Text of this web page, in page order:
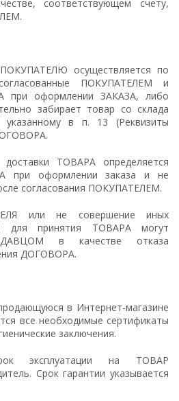
соответствующем счету,
осуществляется по
ПОКУПАТЕЛЕМ и
при оформлении ЗАКАЗА, либо
забирает товар со склада
в п. 13 (Реквизиты
ТОВАРА определяется
при оформлении заказа и не
согласования ПОКУПАТЕЛЕМ.
или не совершение иных
для принятия ТОВАРА могут
в качестве отказа
ДОГОВОРА.
в Интернет-магазине
все необходимые сертификаты
заключения.
эксплуатации на ТОВАР
Срок гарантии указывается